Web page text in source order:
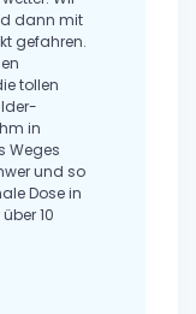
dann mit
gefahren.
tollen
in
Weges
und so
Dose in
10